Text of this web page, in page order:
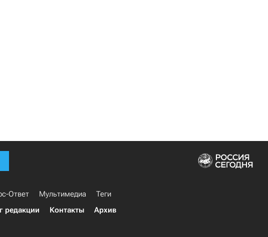
Ответ Мультимедиа
Теги
редакции Контакты Архив